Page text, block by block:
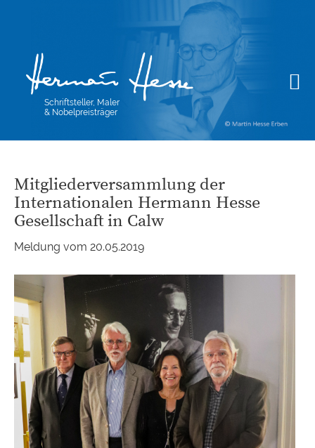
Schriftsteller, Maler
& Nobelpreisträger
Mitgliederversammlung der
Internationalen Hermann Hesse
Gesellschaft in Calw
Meldung vom 20.05.2019